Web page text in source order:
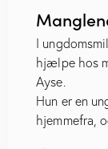
I
hjælpe hos
Ayse.
Hun er en
hjemmefra,